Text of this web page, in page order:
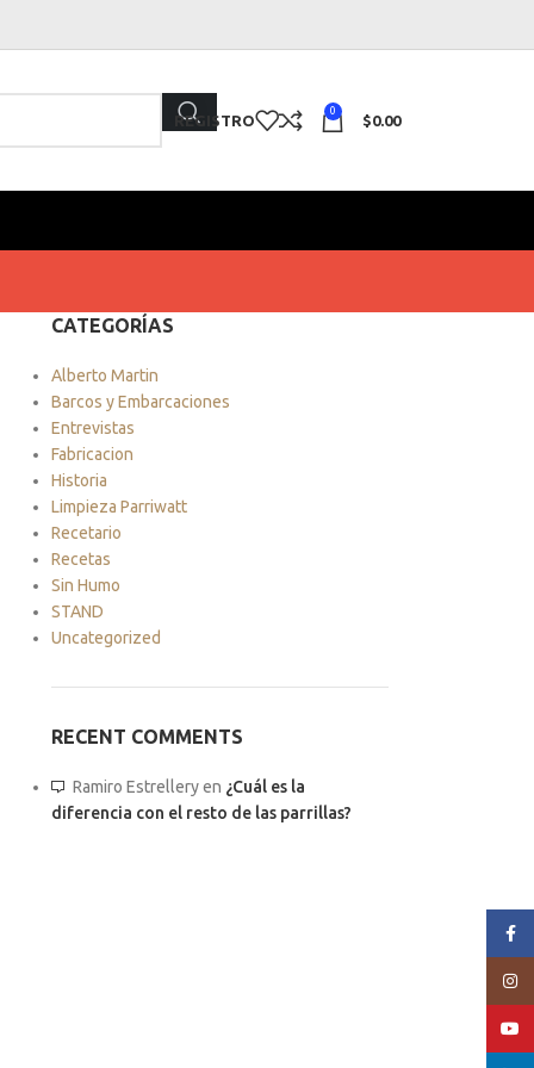
REGISTRO
0
$0.00
CATEGORÍAS
Alberto Martin
Barcos y Embarcaciones
Entrevistas
Fabricacion
Historia
Limpieza Parriwatt
Recetario
Recetas
Sin Humo
STAND
Uncategorized
RECENT COMMENTS
Ramiro Estrelleryen ¿Cuál es la
diferencia con el resto de las parrillas?